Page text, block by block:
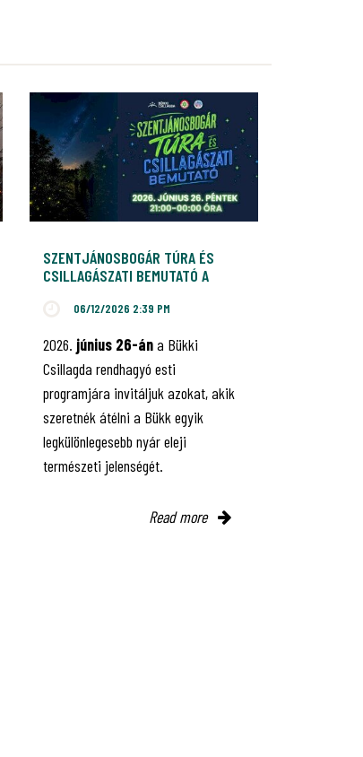
SZENTJÁNOSBOGÁR TÚRA ÉS
CSILLAGÁSZATI BEMUTATÓ A
06/12/2026 2:39 PM
2026. június 26-ána Bükki
Csillagda rendhagyó esti
programjára invitáljuk azokat, akik
szeretnék átélni a Bükk egyik
legkülönlegesebb nyár eleji
természeti jelenségét.
Read more